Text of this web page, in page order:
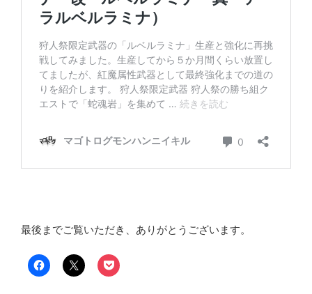
最後までご覧いただき、ありがとうございます。